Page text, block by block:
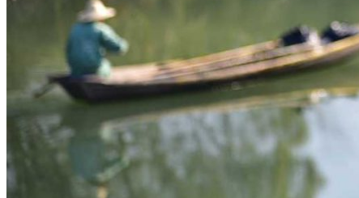
Où et quand partir ?
Printemps
Eté
Automne
Hiver
Infos pratiques
Notre agence
Notre agence en Chine
Réseau Asian Roads
Garanties et engagements Asian Roads
Avis de nos voyageurs
Voyages d’affaires en Chine
Voyage scolaire et culturel en Chine